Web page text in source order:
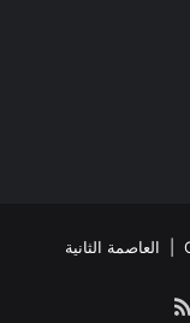
العاصمة الثانية
ملخص